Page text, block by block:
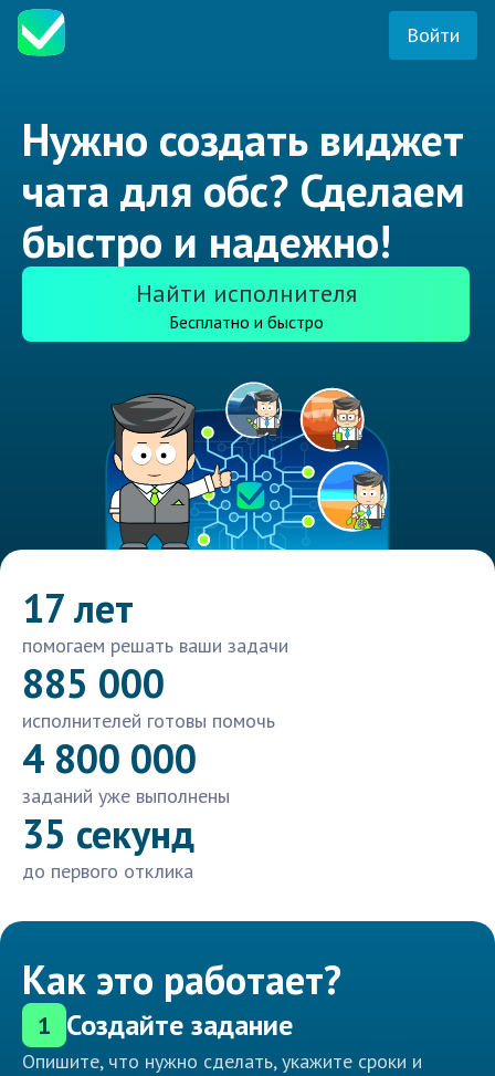
Войти
Нужно создать виджет
чата для обс? Сделаем
быстро и надежно!
Найти исполнителя
Бесплатно и быстро
17 лет
помогаем решать ваши задачи
885 000
исполнителей готовы помочь
4 800 000
заданий уже выполнены
35 секунд
до первого отклика
Как это работает?
1 Создайте задание
Опишите, что нужно сделать, укажите сроки и